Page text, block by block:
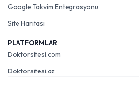
Google Takvim Entegrasyonu
Site Haritası
PLATFORMLAR
Doktorsitesi.com
Doktorsitesi.az